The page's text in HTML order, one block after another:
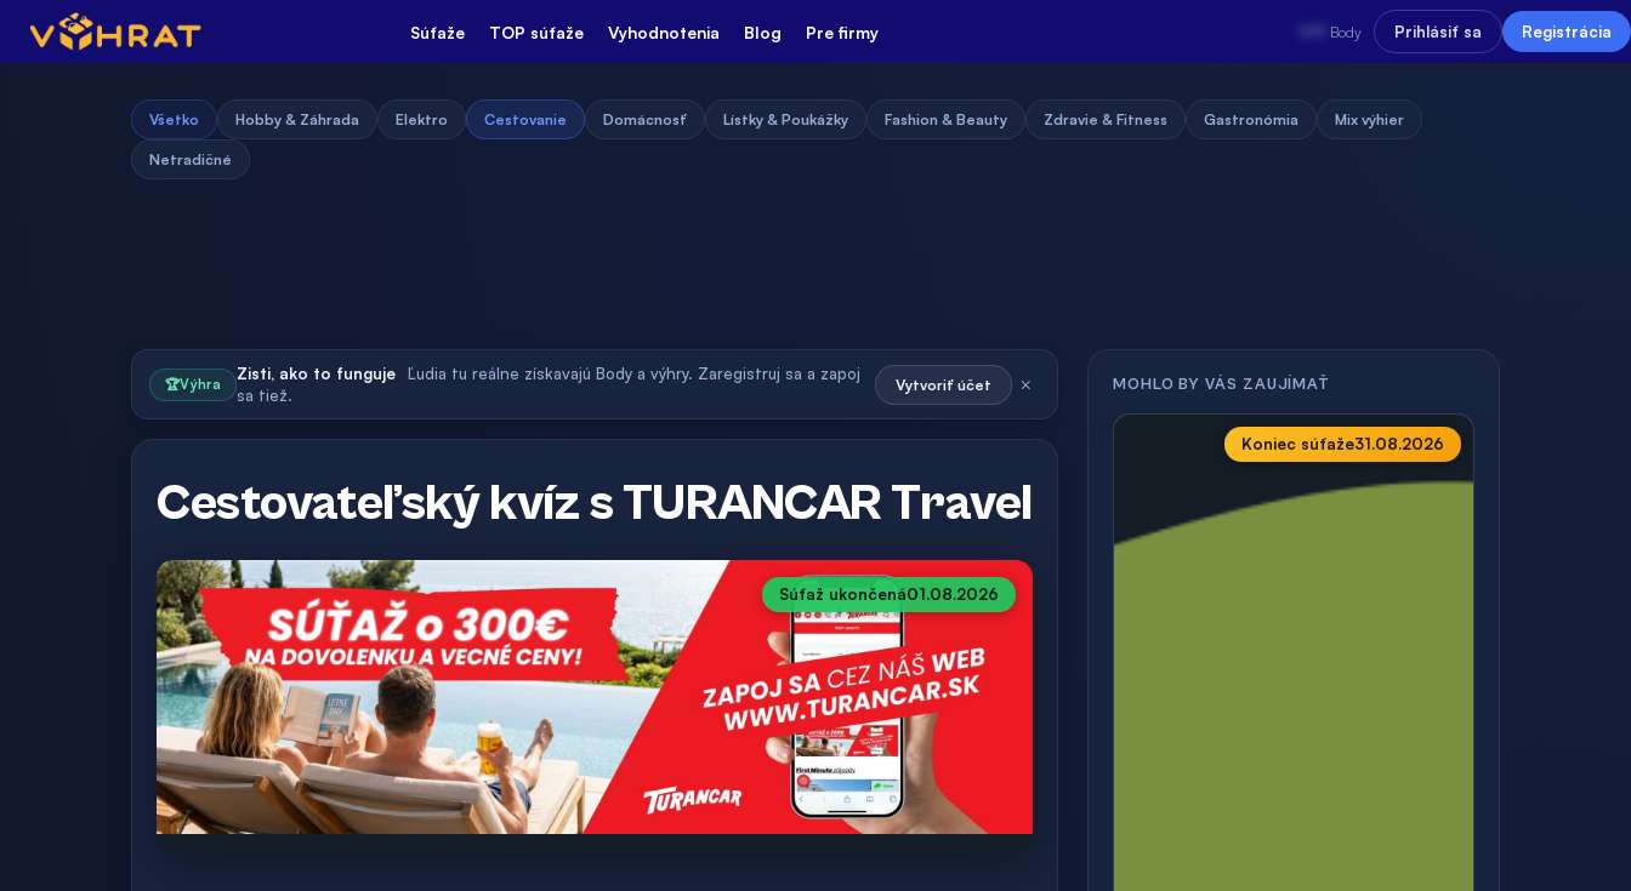
Súťaže TOP súťaže Vyhodnotenia Blog Pre firmy Body Prihlásiť sa Registrácia
Všetko Hobby & Záhrada Elektro Cestovanie Domácnosť Lístky & Poukážky Fashion & Beauty Zdravie & Fitness Gastronómia Mix výhier
Netradičné
🏆Výhra
Zisti, ako to funguje
Ľudia tu reálne získavajú Body a výhry. Zaregistruj sa a zapoj
sa tiež.
Vytvoriť účet ×
Cestovateľský kvíz s TURANCAR Travel
Súťaž ukončená01.08.2026
MOHLO BY VÁS ZAUJÍMAŤ
Koniec súťaže31.08.2026